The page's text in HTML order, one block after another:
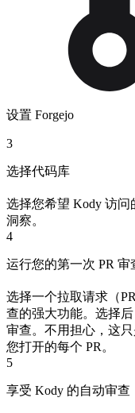
设置 Forgejo
3
选择代码库
选择您希望 Kody 访
洞察。
4
运行您的第一次 PR 审
选择一个拉取请求（
查的强大功能。选择
审查。不用担心，这
您打开的每个 PR。
5
享受 Kody 的自动审查